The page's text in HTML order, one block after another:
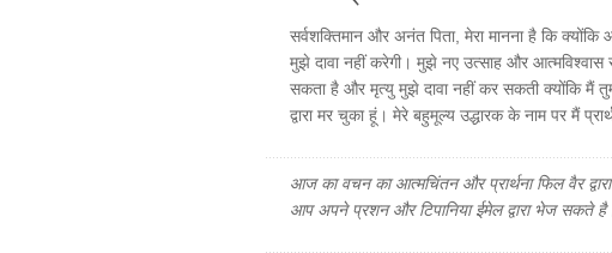
सर्वशक्तिमान और अनंत पिता, मेरा मानना है कि
मुझे दावा नहीं करेगी। मुझे नए उत्साह और
सकता है और मृत्यु मुझे दावा नहीं कर सकती क्योंकि मैं
द्वारा मर चुका हूं। मेरे बहुमूल्य उद्धारक के नाम पर मैं
आज का वचन का आत्मचिंतन और प्रार्थना फिल वैर
आप अपने प्रशन और टिपानिया ईमेल द्वारा भेज सकते